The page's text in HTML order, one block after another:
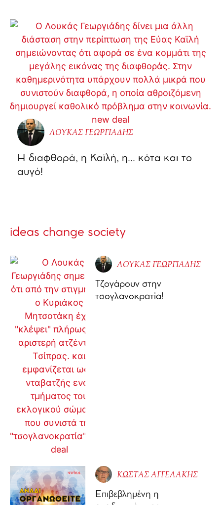
ΛΟΥΚΑΣ ΓΕΩΡΓΙΑΔΗΣ
Η διαφθορά, η Καϊλή, η… κότα και το
αυγό!
ideas change society
ΛΟΥΚΑΣ ΓΕΩΡΓΙΑΔΗΣ
Τζογάρουν στην
τσογλανοκρατία!
ΚΩΣΤΑΣ ΑΓΓΕΛΑΚΗΣ
Επιβεβλημένη η